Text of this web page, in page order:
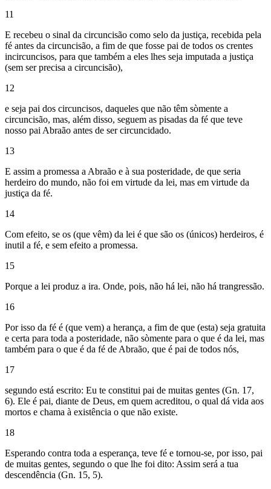
11
E recebeu o sinal da circuncisão como selo da justiça, recebida pela
fé antes da circuncisão, a fim de que fosse pai de todos os crentes
incircuncisos, para que também a eles lhes seja imputada a justiça
(sem ser precisa a circuncisão),
12
e seja pai dos circuncisos, daqueles que não têm sòmente a
circuncisão, mas, além disso, seguem as pisadas da fé que teve
nosso pai Abraão antes de ser circuncidado.
13
E assim a promessa a Abraão e à sua posteridade, de que seria
herdeiro do mundo, não foi em virtude da lei, mas em virtude da
justiça da fé.
14
Com efeito, se os (que vêm) da lei é que são os (únicos) herdeiros, é
inutil a fé, e sem efeito a promessa.
15
Porque a lei produz a ira. Onde, pois, não há lei, não há trangressão.
16
Por isso da fé é (que vem) a herança, a fim de que (esta) seja gratuita
e certa para toda a posteridade, não sòmente para o que é da lei, mas
também para o que é da fé de Abraão, que é pai de todos nós,
17
segundo está escrito: Eu te constitui pai de muitas gentes (Gn. 17,
6). Ele é pai, diante de Deus, em quem acreditou, o qual dá vida aos
mortos e chama à existência o que não existe.
18
Esperando contra toda a esperança, teve fé e tornou-se, por isso, pai
de muitas gentes, segundo o que lhe foi dito: Assim será a tua
descendência (Gn. 15, 5).